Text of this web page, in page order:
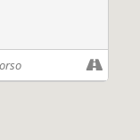
Amnesty
con un